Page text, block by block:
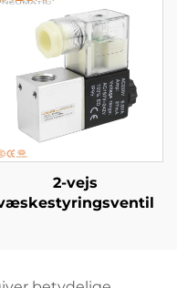
2-vejs